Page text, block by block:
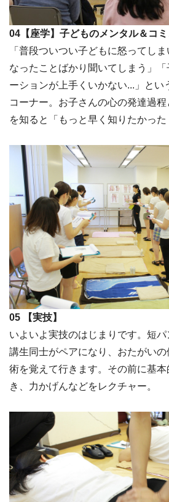
04【座学】子どものメンタル＆コ
「普段ついつい子どもに怒ってし
なったことばかり聞いてしまう」
ーションが上手くいかない...」とい
コーナー。お子さんの心の発達過
を知ると「もっと早く知りたかった
05 【実技】
いよいよ実技のはじまりです。短
講生同士がペアになり、おたがい
術を覚えて行きます。その前に基
き、力かげんなどをレクチャー。